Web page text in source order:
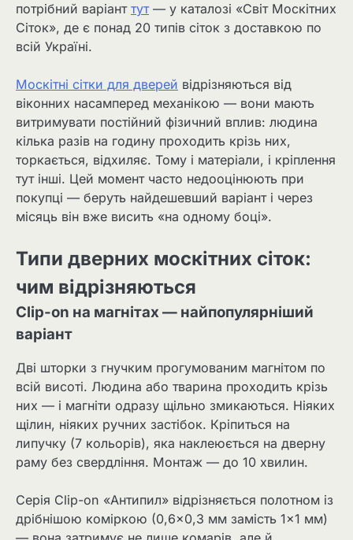
потрібний варіант тут— у каталозі «Світ Москітних
Сіток», де є понад 20 типів сіток з доставкою по
всій Україні.
Москітні сітки для дверей відрізняються від
віконних насамперед механікою — вони мають
витримувати постійний фізичний вплив: людина
кілька разів на годину проходить крізь них,
торкається, відхиляє. Тому і матеріали, і кріплення
тут інші. Цей момент часто недооцінюють при
покупці — беруть найдешевший варіант і через
місяць він вже висить «на одному боці».
Типи дверних москітних сіток:
чим відрізняються
Clip-on на магнітах — найпопулярніший
варіант
Дві шторки з гнучким прогумованим магнітом по
всій висоті. Людина або тварина проходить крізь
них — і магніти одразу щільно змикаються. Ніяких
щілин, ніяких ручних застібок. Кріпиться на
липучку (7 кольорів), яка наклеюється на дверну
раму без свердління. Монтаж — до 10 хвилин.
Серія Clip-on «Антипил» відрізняється полотном із
дрібнішою коміркою (0,6×0,3 мм замість 1×1 мм)